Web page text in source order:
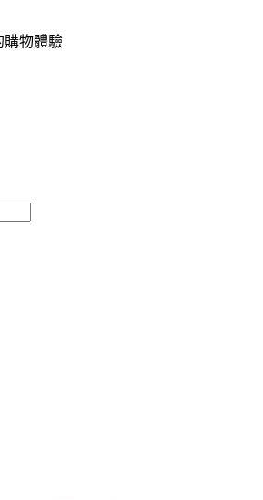
購物體驗